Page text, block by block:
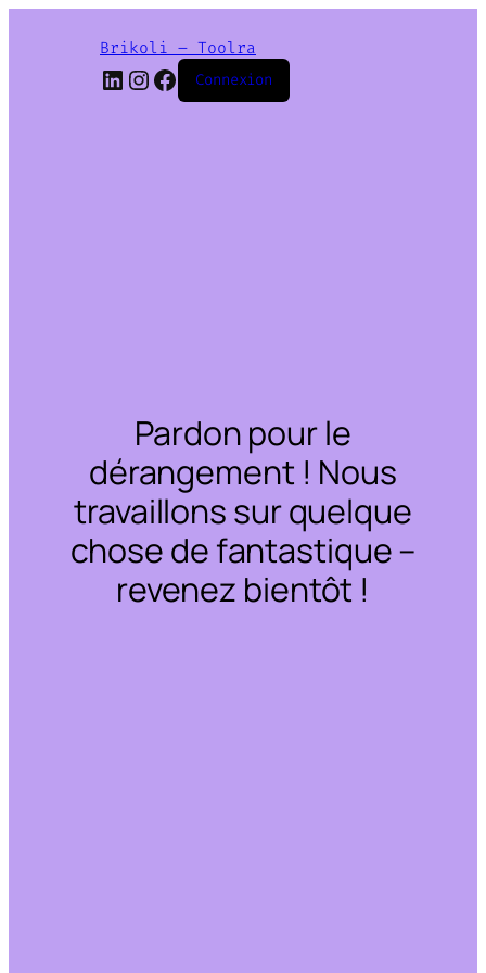
Brikoli – Toolra
LinkedIn
Instagram
Facebook
Connexion
Pardon pour le
dérangement ! Nous
travaillons sur quelque
chose de fantastique –
revenez bientôt !